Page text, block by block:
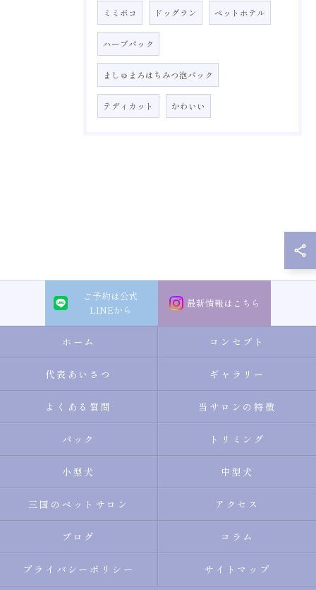
ミミポコ ドッグラン ペットホテル
ハーブパック
ましゅまろはちみつ泡パック
テディカット かわいい
ご予約は公式
LINEから
最新情報はこちら
ホーム コンセプト
代表あいさつ ギャラリー
よくある質問 当サロンの特徴
パック トリミング
小型犬 中型犬
三国のペットサロン アクセス
ブログ コラム
プライバシーポリシー サイトマップ